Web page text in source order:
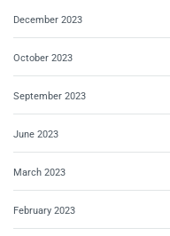
December 2023
October 2023
September 2023
June 2023
March 2023
February 2023